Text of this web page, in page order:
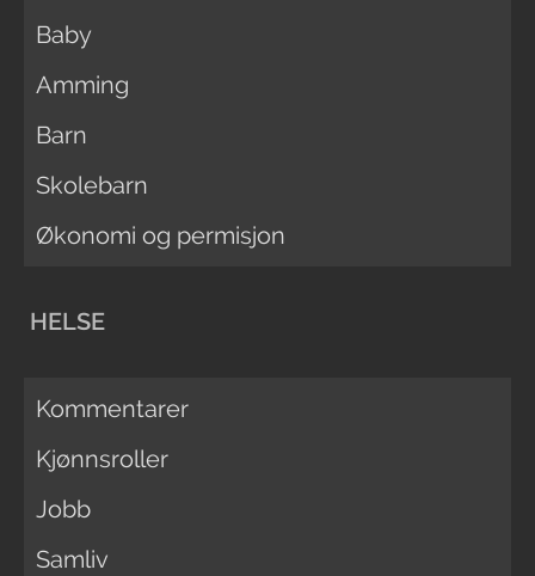
Baby
Amming
Barn
Skolebarn
Økonomi og permisjon
HELSE
Kommentarer
Kjønnsroller
Jobb
Samliv